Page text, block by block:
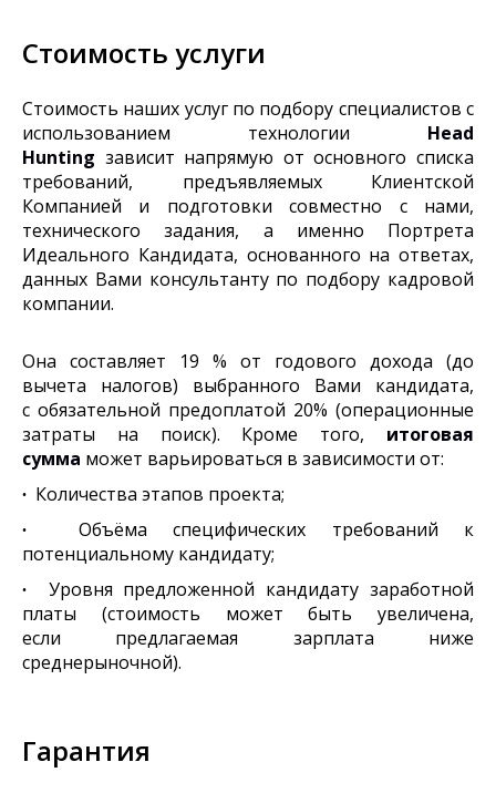
Стоимость услуги
Стоимость наших услуг по подбору специалистов с
использованием технологии Head
Hunting зависит напрямую от основного списка
требований, предъявляемых Клиентской
Компанией и подготовки совместно с нами,
технического задания, а именно Портрета
Идеального Кандидата, основанного на ответах,
данных Вами консультанту по подбору кадровой
компании.
Она составляет 19 % от годового дохода (до
вычета налогов) выбранного Вами кандидата,
с обязательной предоплатой 20% (операционные
затраты на поиск). Кроме того, итоговая
сумма может варьироваться в зависимости от:
∙ Количества этапов проекта;
∙ Объёма специфических требований к
потенциальному кандидату;
∙ Уровня предложенной кандидату заработной
платы (стоимость может быть увеличена,
если предлагаемая зарплата ниже
среднерыночной).
Гарантия